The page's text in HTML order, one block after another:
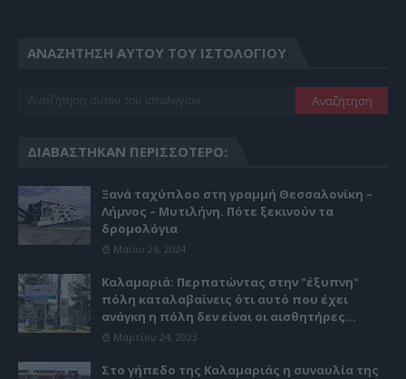
ΑΝΑΖΉΤΗΣΗ ΑΥΤΟΎ ΤΟΥ ΙΣΤΟΛΟΓΊΟΥ
ΔΙΑΒΆΣΤΗΚΑΝ ΠΕΡΙΣΣΌΤΕΡΟ:
Ξανά ταχύπλοο στη γραμμή Θεσσαλονίκη –
Λήμνος – Μυτιλήνη. Πότε ξεκινούν τα
δρομολόγια
Μαΐου 26, 2024
Καλαμαριά: Περπατώντας στην "έξυπνη"
πόλη καταλαβαίνεις ότι αυτό που έχει
ανάγκη η πόλη δεν είναι οι αισθητήρες...
Μαρτίου 24, 2023
Στο γήπεδο της Καλαμαριάς η συναυλία της